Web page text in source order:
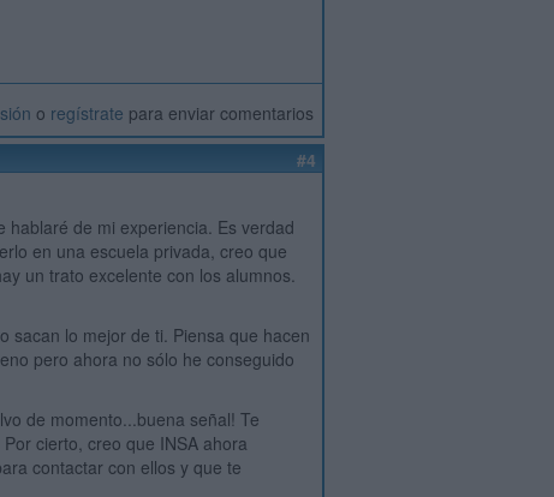
o regístrate para enviar comentarios
#4
hablaré de mi experiencia. Es verdad
en una escuela privada, creo que
un trato excelente con los alumnos.
sacan lo mejor de ti. Piensa que hacen
pero ahora no sólo he conseguido
de momento...buena señal! Te
cierto, creo que INSA ahora
contactar con ellos y que te